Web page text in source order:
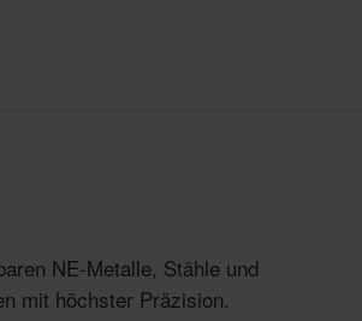
NE-Metalle, Stähle und
mit höchster Präzision.